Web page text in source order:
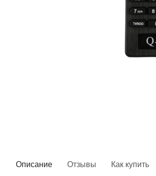
Описание Отзывы Как купить